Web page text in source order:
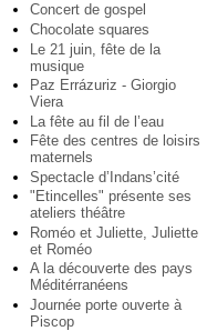
Concert de gospel
Chocolate squares
Le 21 juin, fête de la
musique
Paz Errázuriz - Giorgio
Viera
La fête au fil de l’eau
Fête des centres de loisirs
maternels
Spectacle d’Indans’cité
"Etincelles" présente ses
ateliers théâtre
Roméo et Juliette, Juliette
et Roméo
A la découverte des pays
Méditérranéens
Journée porte ouverte à
Piscop